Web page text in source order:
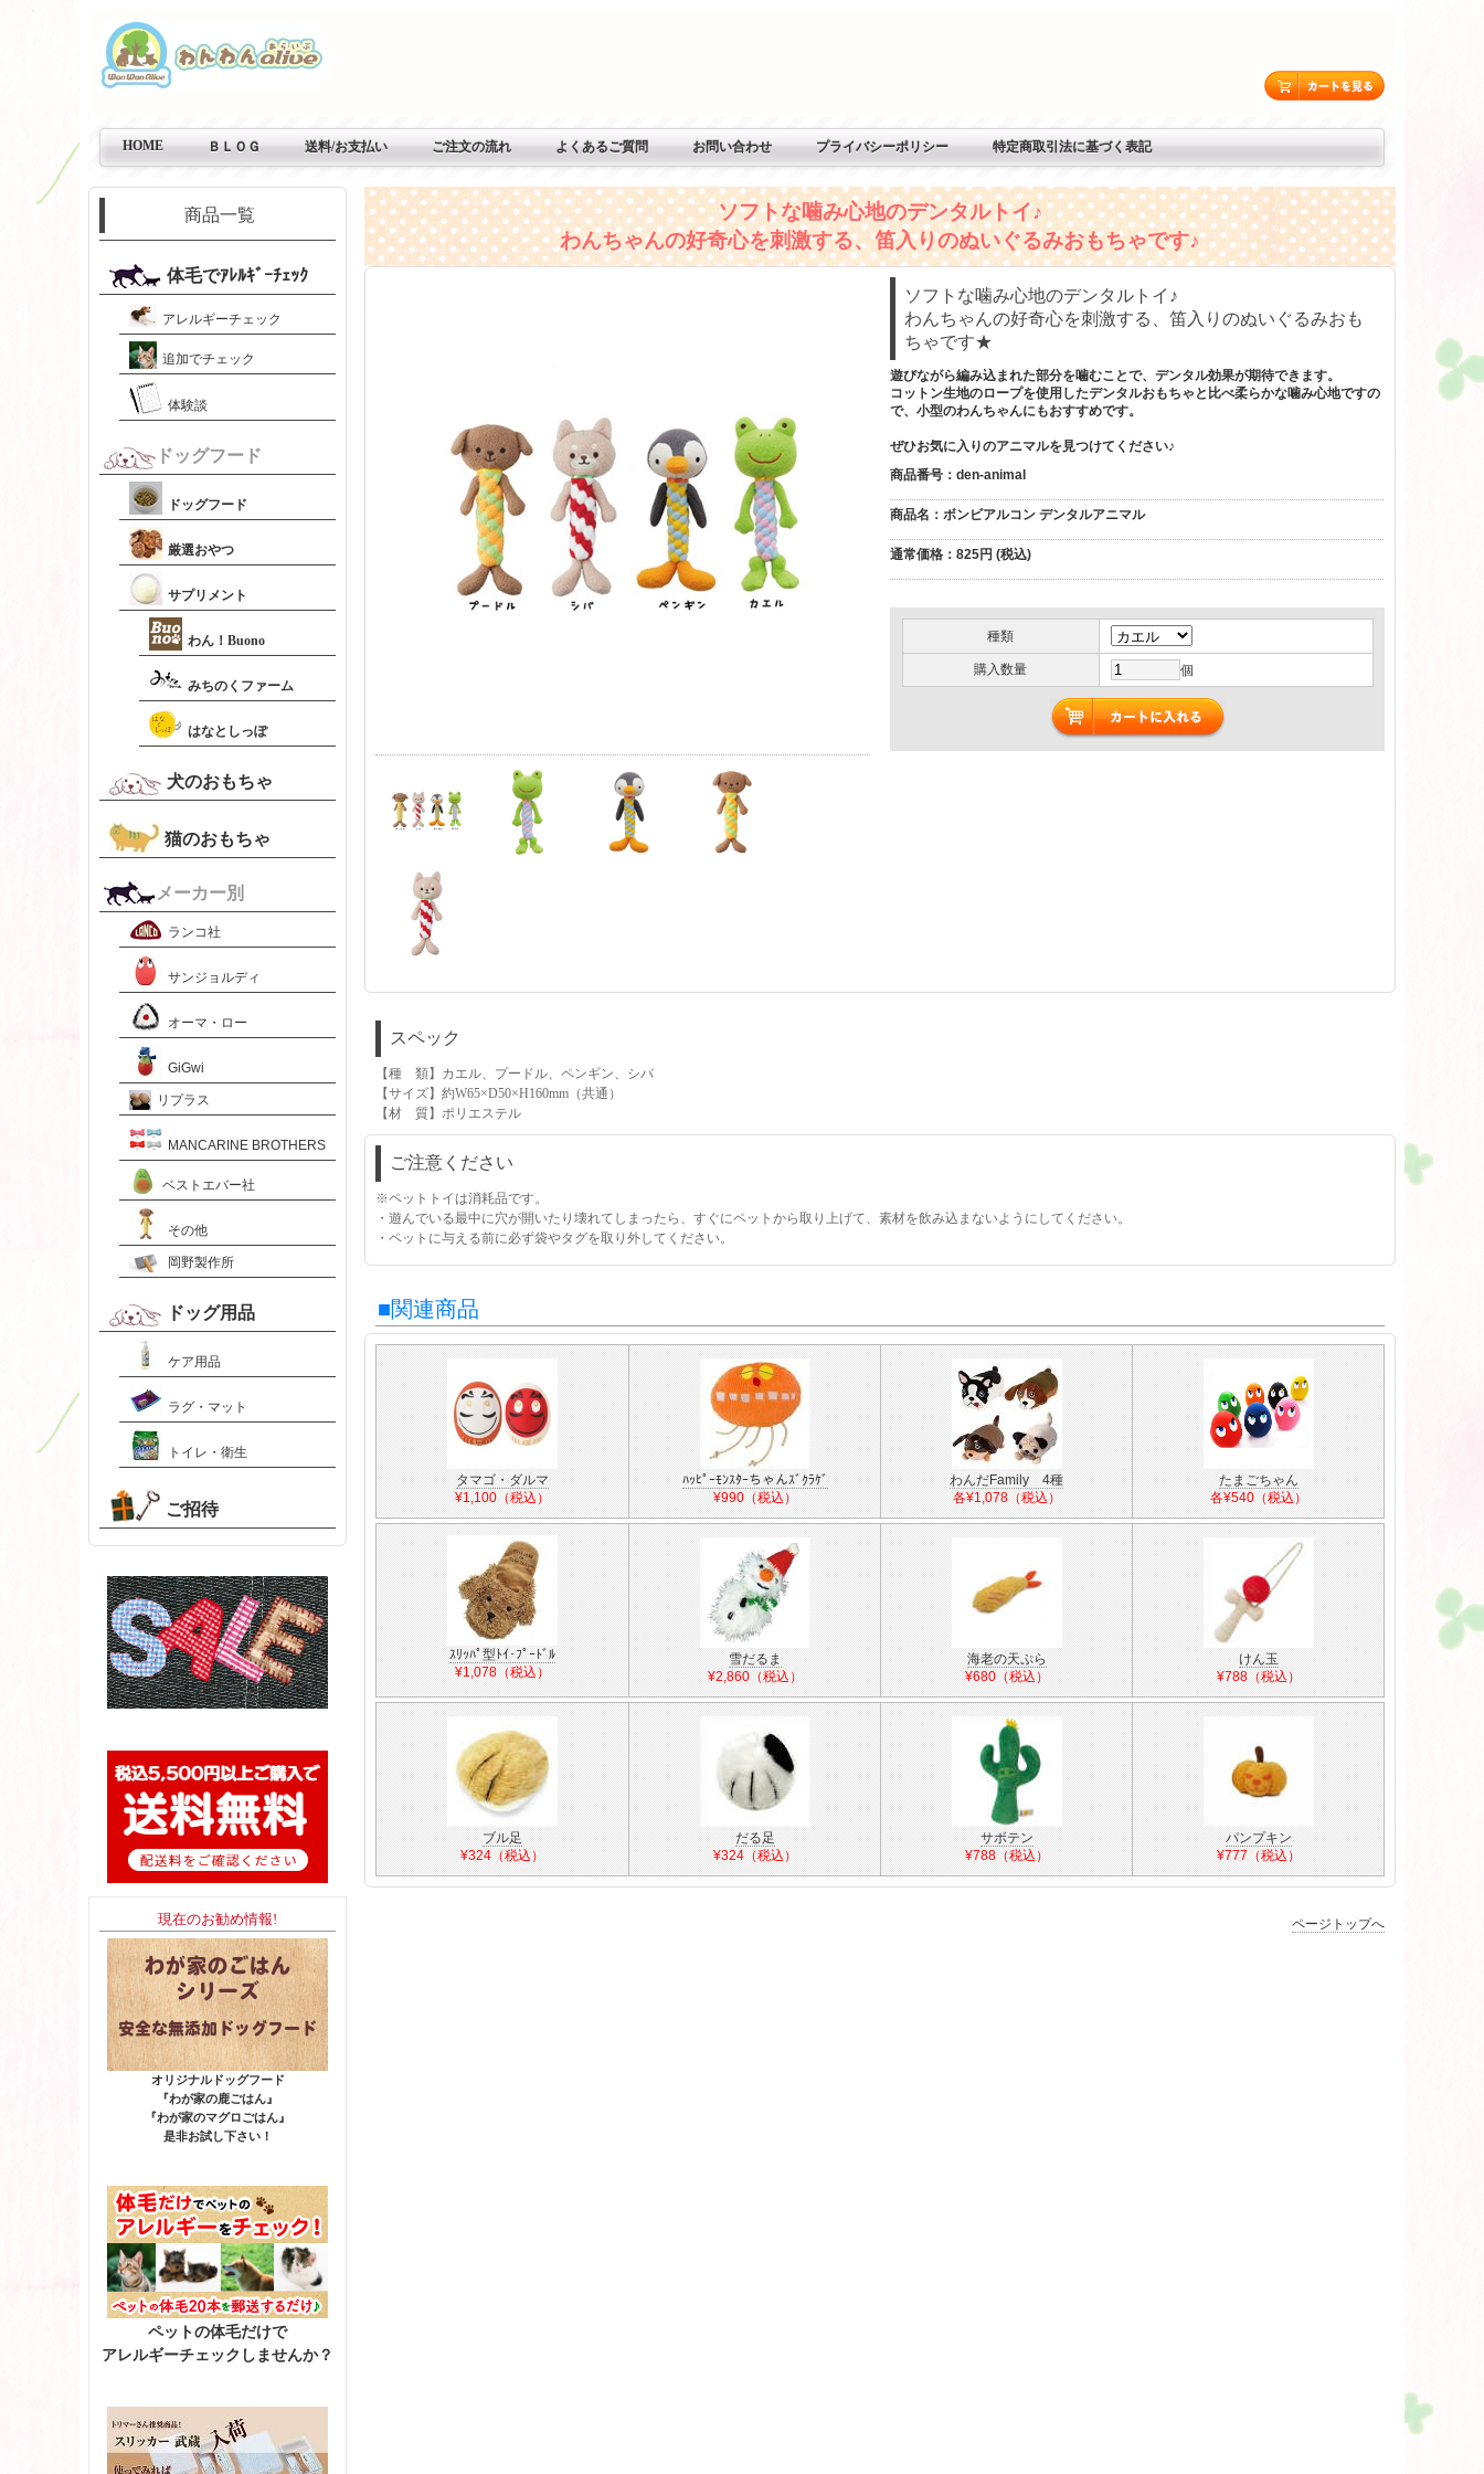
HOME ＢＬＯＧ 送料/お支払い ご注文の流れ よくあるご質問 お問い合わせ プライバシーポリシー 特定商取引法に基づく表記
ソフトな噛み心地のデンタルトイ♪
わんちゃんの好奇心を刺激する、笛入りのぬいぐるみおもちゃです♪
ソフトな噛み心地のデンタルトイ♪
わんちゃんの好奇心を刺激する、笛入りのぬいぐるみおも
ちゃです★
遊びながら編み込まれた部分を噛むことで、デンタル効果が期待できます。
コットン生地のロープを使用したデンタルおもちゃと比べ柔らかな噛み心地ですの
で、小型のわんちゃんにもおすすめです。
ぜひお気に入りのアニマルを見つけてください♪
商品番号 ：den-animal
商品名 ：ボンビアルコン デンタルアニマル
通常価格 ：825円 (税込)
種類
購入数量 個
スペック
【種 類】カエル、プードル、ペンギン、シバ
【サイズ】約W65×D50×H160mm（共通）
【材 質】ポリエステル
ご注意ください
※ペットトイは消耗品です。
・遊んでいる最中に穴が開いたり壊れてしまったら、すぐにペットから取り上げて、素材を飲み込まないようにしてください。
・ペットに与える前に必ず袋やタグを取り外してください。
■関連商品
タマゴ・ダルマ
¥1,100（税込）
ﾊｯﾋﾟｰﾓﾝｽﾀｰちゃんｽﾞｸﾗｹﾞ
¥990（税込）
わんだFamily 4種
各¥1,078（税込）
たまごちゃん
各¥540（税込）
ｽﾘｯﾊﾟ型ﾄｲ･ﾌﾟｰﾄﾞﾙ
¥1,078（税込）
雪だるま
¥2,860（税込）
海老の天ぷら
¥680（税込）
けん玉
¥788（税込）
ブル足
¥324（税込）
だる足
¥324（税込）
サボテン
¥788（税込）
パンプキン
¥777（税込）
ページトップへ
商品一覧
体毛でｱﾚﾙｷﾞｰﾁｪｯｸ
アレルギーチェック
追加でチェック
体験談
ドッグフード
ドッグフード
厳選おやつ
サプリメント
わん！Buono
みちのくファーム
はなとしっぽ
犬のおもちゃ
猫のおもちゃ
メーカー別
ランコ社
サンジョルディ
オーマ・ロー
GiGwi
リプラス
MANCARINE BROTHERS
ベストエバー社
その他
岡野製作所
ドッグ用品
ケア用品
ラグ・マット
トイレ・衛生
ご招待
現在のお勧め情報!
オリジナルドッグフード
『わが家の鹿ごはん』
『わが家のマグロごはん』
是非お試し下さい！
ペットの体毛だけで
アレルギーチェックしませんか？